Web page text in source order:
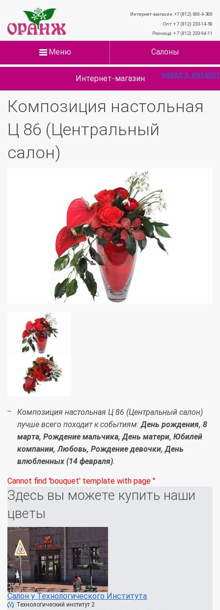
Интернет-магазин: +7 (812) 600-4-300
Опт: + 7 (812) 233-14-50
Розница: + 7 (812) 233-94-11
Меню Салоны
Интернет-магазин
Композиция настольная
Ц 86 (Центральный
салон)
назад в каталог
Композиция настольная Ц 86 (Центральный салон)
лучше всего походит к событиям:День рождения, 8
марта, Рождение мальчика, День матери, Юбилей
компании, Любовь, Рождение девочки, День
влюбленных (14 февраля).
Cannot find 'bouquet' template with page ''
Здесь вы можете купить наши
цветы
Салон у Технологического Института
Технологический институт 2